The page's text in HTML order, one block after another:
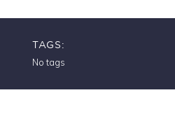
TAGS:
No tags